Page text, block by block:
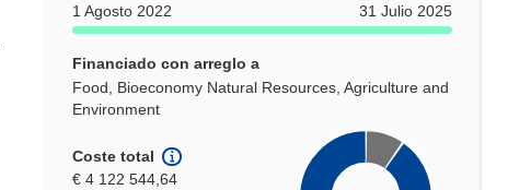
1 Agosto 2022
31 Julio 2025
Financiado con arreglo a
Food, Bioeconomy Natural Resources, Agriculture and
Environment
Coste total
€ 4 122 544,64